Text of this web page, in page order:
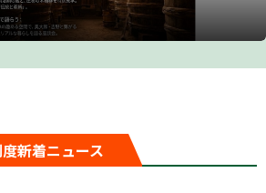
新着ニュース